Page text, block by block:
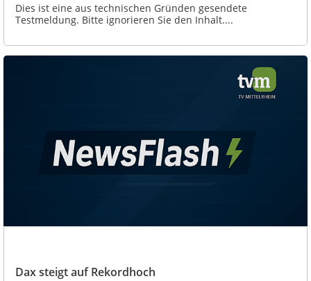
Dies ist eine aus technischen Gründen gesendete
Testmeldung. Bitte ignorieren Sie den Inhalt....
Dax steigt auf Rekordhoch